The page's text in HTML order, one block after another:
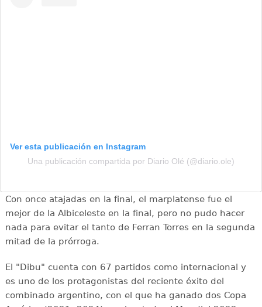
Ver esta publicación en Instagram
Una publicación compartida por Diario Olé (@diario.ole)
Con once atajadas en la final, el marplatense fue el
mejor de la Albiceleste en la final, pero no pudo hacer
nada para evitar el tanto de Ferran Torres en la segunda
mitad de la prórroga.
El "Dibu" cuenta con 67 partidos como internacional y
es uno de los protagonistas del reciente éxito del
combinado argentino, con el que ha ganado dos Copa